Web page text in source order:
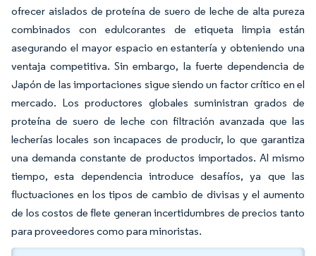
ofrecer aislados de proteína de suero de leche de alta pureza
combinados con edulcorantes de etiqueta limpia están
asegurando el mayor espacio en estantería y obteniendo una
ventaja competitiva. Sin embargo, la fuerte dependencia de
Japón de las importaciones sigue siendo un factor crítico en el
mercado. Los productores globales suministran grados de
proteína de suero de leche con filtración avanzada que las
lecherías locales son incapaces de producir, lo que garantiza
una demanda constante de productos importados. Al mismo
tiempo, esta dependencia introduce desafíos, ya que las
fluctuaciones en los tipos de cambio de divisas y el aumento
de los costos de flete generan incertidumbres de precios tanto
para proveedores como para minoristas.